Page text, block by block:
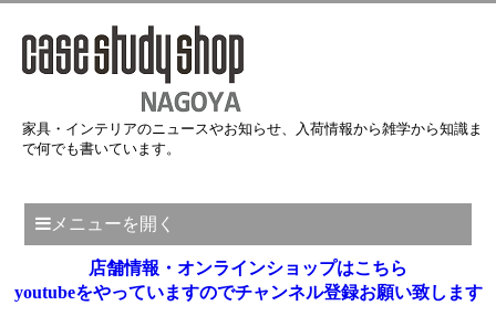
家具・インテリアのニュースやお知らせ、入荷情報から雑学から知識ま
で何でも書いています。
メニューを開く
店舗情報・オンラインショップはこちら
youtubeをやっていますのでチャンネル登録お願い致します